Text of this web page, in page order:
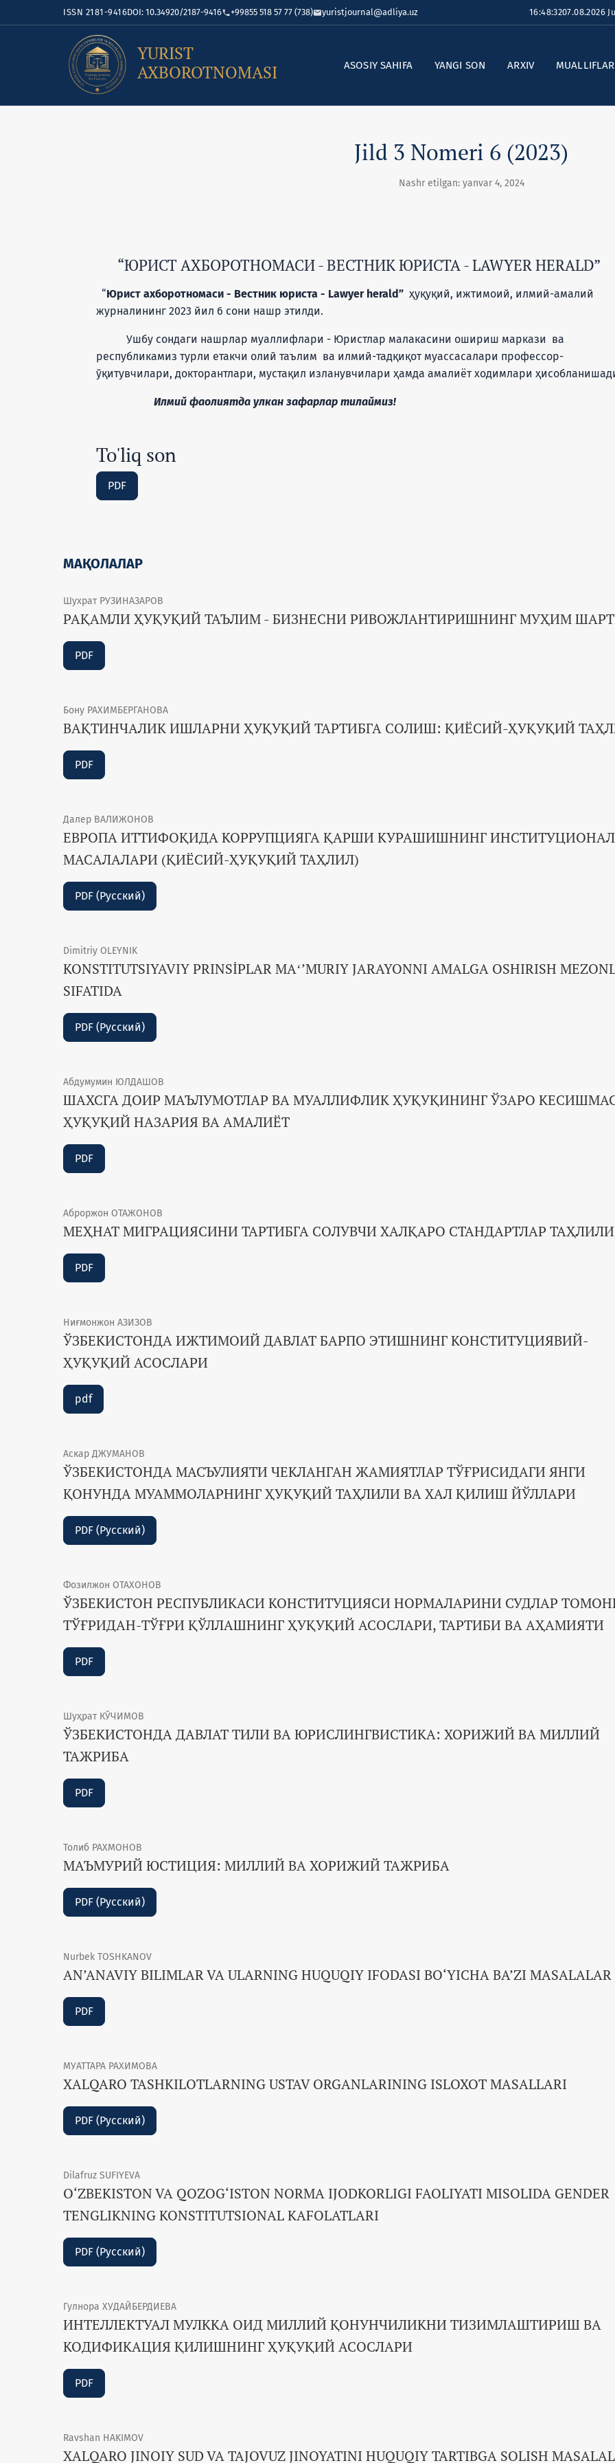
ISSN 2181-9416DOI: 10.34920/2187-9416 +99855 518 57 77 (738) yuristjournal@adliya.uz 16:48:3307.08.2026
YURIST
AXBOROTNOMASI
ASOSIY SAHIFA YANGI SON ARXIV
Jild 3 Nomeri 6 (2023)
Nashr etilgan: yanvar 4, 2024
“ЮРИСТ АХБОРОТНОМАСИ - ВЕСТНИК ЮРИСТА - LAWYER HERALD”
“Юрист ахборотномаси - Вестник юриста - Lawyer herald” ҳуқуқий, ижтимоий, илмий-амалий
журналининг 2023 йил 6 сони нашр этилди.
Ушбу сондаги нашрлар муаллифлари - Юристлар малакасини ошириш маркази ва
республикамиз турли етакчи олий таълим ва илмий-тадқиқот муассасалари профессор-
ўқитувчилари, докторантлари, мустақил изланувчилари ҳамда амалиёт ходимлари
Илмий фаолиятда улкан зафарлар тилаймиз!
To'liq son
PDF
МАҚОЛАЛАР
Шухрат РУЗИНАЗАРОВ
РАҚАМЛИ ҲУҚУҚИЙ ТАЪЛИМ - БИЗНЕСНИ РИВОЖЛАНТИРИШНИНГ МУҲИМ
PDF
Бону РАХИМБЕРГАНОВА
ВАҚТИНЧАЛИК ИШЛАРНИ ҲУҚУҚИЙ ТАРТИБГА СОЛИШ: ҚИЁСИЙ-ҲУҚУҚИЙ
PDF
Далер ВАЛИЖОНОВ
ЕВРОПА ИТТИФОҚИДА КОРРУПЦИЯГА ҚАРШИ КУРАШИШНИНГ ИНСТИТУЦИОНАЛ
МАСАЛАЛАРИ (ҚИЁСИЙ-ҲУҚУҚИЙ ТАҲЛИЛ)
PDF (Русский)
Dimitriy OLEYNIK
KONSTITUTSIYAVIY PRINSİPLAR MAʻʼMURIY JARAYONNI AMALGA OSHIRISH
SIFATIDA
PDF (Русский)
Абдумумин ЮЛДАШОВ
ШАХСГА ДОИР МАЪЛУМОТЛАР ВА МУАЛЛИФЛИК ҲУҚУҚИНИНГ ЎЗАРО
ҲУҚУҚИЙ НАЗАРИЯ ВА АМАЛИЁТ
PDF
Аброржон ОТАЖОНОВ
МЕҲНАТ МИГРАЦИЯСИНИ ТАРТИБГА СОЛУВЧИ ХАЛҚАРО СТАНДАРТЛАР ТАҲЛИЛИ
PDF
Ниғмонжон АЗИЗОВ
ЎЗБЕКИСТОНДА ИЖТИМОИЙ ДАВЛАТ БАРПО ЭТИШНИНГ КОНСТИТУЦИЯВИЙ-
ҲУҚУҚИЙ АСОСЛАРИ
pdf
Аскар ДЖУМАНОВ
ЎЗБЕКИСТОНДА МАСЪУЛИЯТИ ЧЕКЛАНГАН ЖАМИЯТЛАР ТЎҒРИСИДАГИ ЯНГИ
ҚОНУНДА МУАММОЛАРНИНГ ҲУҚУҚИЙ ТАҲЛИЛИ ВА ХАЛ ҚИЛИШ ЙЎЛЛАРИ
PDF (Русский)
Фозилжон ОТАХОНОВ
ЎЗБЕКИСТОН РЕСПУБЛИКАСИ КОНСТИТУЦИЯСИ НОРМАЛАРИНИ СУДЛАР
ТЎҒРИДАН-ТЎҒРИ ҚЎЛЛАШНИНГ ҲУҚУҚИЙ АСОСЛАРИ, ТАРТИБИ ВА АҲАМИЯТИ
PDF
Шуҳрат КЎЧИМОВ
ЎЗБЕКИСТОНДА ДАВЛАТ ТИЛИ ВА ЮРИСЛИНГВИСТИКА: ХОРИЖИЙ ВА МИЛЛИЙ
ТАЖРИБА
PDF
Толиб РАХМОНОВ
МАЪМУРИЙ ЮСТИЦИЯ: МИЛЛИЙ ВА ХОРИЖИЙ ТАЖРИБА
PDF (Русский)
Nurbek TOSHKANOV
AN’ANAVIY BILIMLAR VA ULARNING HUQUQIY IFODASI BO‘YICHA BA’ZI MASALALAR
PDF
МУАТТАРА РАХИМОВА
XALQARO TASHKILOTLARNING USTAV ORGANLARINING ISLOXOT MASALLARI
PDF (Русский)
Dilafruz SUFIYEVA
O‘ZBEKISTON VA QOZOG‘ISTON NORMA IJODKORLIGI FAOLIYATI MISOLIDA GENDER
TENGLIKNING KONSTITUTSIONAL KAFOLATLARI
PDF (Русский)
Гулнора ХУДАЙБЕРДИЕВА
ИНТЕЛЛЕКТУАЛ МУЛККА ОИД МИЛЛИЙ ҚОНУНЧИЛИКНИ ТИЗИМЛАШТИРИШ ВА
КОДИФИКАЦИЯ ҚИЛИШНИНГ ҲУҚУҚИЙ АСОСЛАРИ
PDF
Ravshan HAKIMOV
XALQARO JINOIY SUD VA TAJOVUZ JINOYATINI HUQUQIY TARTIBGA SOLISH